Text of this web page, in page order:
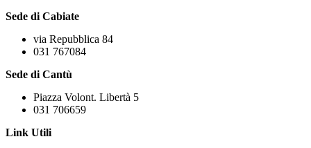
Sede di Cabiate
via Repubblica 84
031 767084
Sede di Cantù
Piazza Volont. Libertà 5
031 706659
Link Utili